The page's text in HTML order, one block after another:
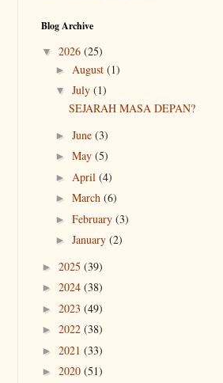
Blog Archive
▼ 2026 (25)
► August (1)
▼ July (1)
SEJARAH MASA DEPAN?
► June (3)
► May (5)
► April (4)
► March (6)
► February (3)
► January (2)
► 2025 (39)
► 2024 (38)
► 2023 (49)
► 2022 (38)
► 2021 (33)
► 2020 (51)